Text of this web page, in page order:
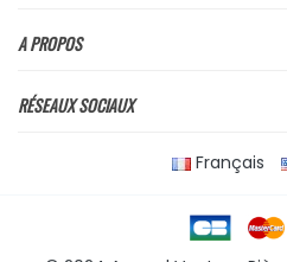
A PROPOS
RÉSEAUX SOCIAUX
Français